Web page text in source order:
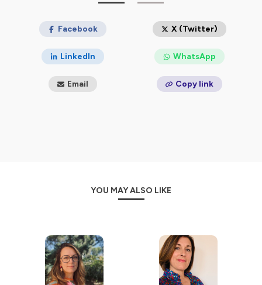
Facebook X (Twitter)
LinkedIn WhatsApp
Email Copy link
YOU MAY ALSO LIKE